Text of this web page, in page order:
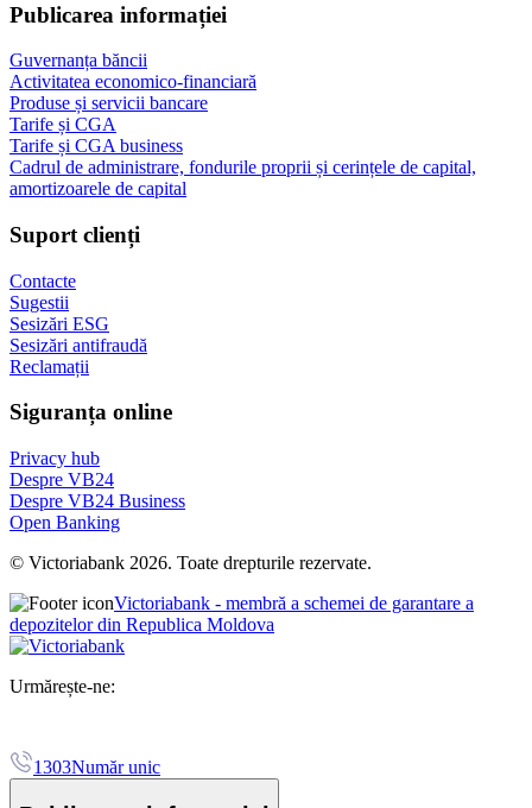
Publicarea informației
Guvernanța băncii
Activitatea economico-financiară
Produse și servicii bancare
Tarife și CGA
Tarife și CGA business
Cadrul de administrare, fondurile proprii și cerințele de capital,
amortizoarele de capital
Suport clienți
Contacte
Sugestii
Sesizări ESG
Sesizări antifraudă
Reclamații
Siguranța online
Privacy hub
Despre VB24
Despre VB24 Business
Open Banking
© Victoriabank 2026. Toate drepturile rezervate.
Victoriabank - membră a schemei de garantare a
depozitelor din Republica Moldova
Urmărește-ne:
1303Număr unic